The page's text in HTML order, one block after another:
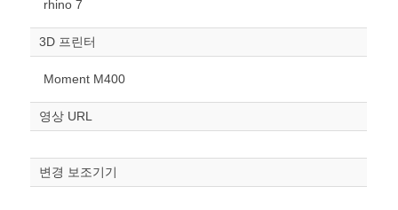
폭
mm
스케일
STL다운로드
rhino 7
3D 프린터
Moment M400
영상 URL
변경 보조기기